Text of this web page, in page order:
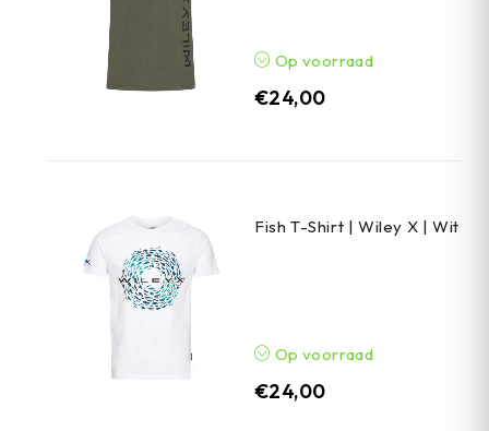
Op voorraad
€24,00
Fish T-Shirt | Wiley X | Wit
Op voorraad
€24,00